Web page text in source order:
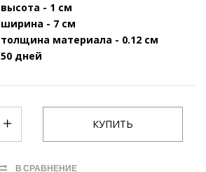
высота - 1 см
ширина - 7 см
толщина материала - 0.12 см
50 дней
В СРАВНЕНИЕ